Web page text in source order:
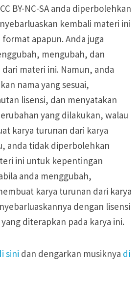
BY-NC-SA anda diperbolehkan
kembali materi ini
apapun. Anda juga
mengubah, dan
materi ini. Namun, anda
nama yang sesuai,
lisensi, dan menyatakan
yang dilakukan, walau
karya turunan dari karya
anda tidak diperbolehkan
ini untuk kepentingan
anda menggubah,
karya turunan dari karya
dengan lisensi
diterapkan pada karya ini.
sini dan dengarkan musiknya di